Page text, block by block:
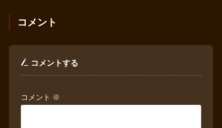
コメント
コメントする
コメント ※